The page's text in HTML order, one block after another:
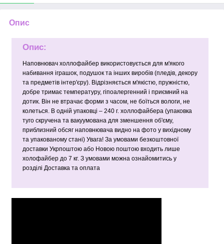
Опис
Опис:
Наповнювач холлофайбер використовується для м'якого
набивання іграшок, подушок та інших виробів (пледів, декору
та предметів інтер'єру). Відрізняється м'якістю, пружністю,
добре тримає температуру, гіпоалергенний і приємний на
дотик. Він не втрачає форми з часом, не боїться вологи, не
колеться. В одній упаковці – 240 г. холлофайбера (упаковка
туго скручена та вакуумована для зменшення об'єму,
приблизний обсяг наповнювача видно на фото у вихідному
та упакованому стані) Увага! За умовами безкоштовної
доставки Укрпоштою або Новою поштою входить лише
холофайбер до 7 кг. З умовами можна ознайомитись у
розділі Доставка та оплата